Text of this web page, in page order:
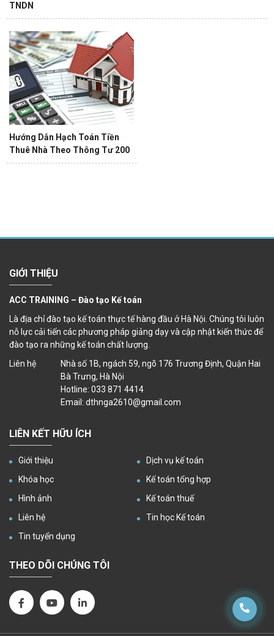
TNDN
Hướng Dẫn Hạch Toán Tiền
Thuê Nhà Theo Thông Tư 200
GIỚI THIỆU
ACC TRAINING – Đào tạo Kế toán
Là địa chỉ đào tạo kế toán thực tế hàng đầu ở Hà Nội. Chúng tôi luôn
nỗ lực cải tiến các phương pháp giảng dạy và cập nhật kiến thức để
đào tạo ra những kế toán chất lượng.
Liên hệ
Nhà số 1B, ngách 59, ngõ 176 Trương Định, Quận Hai
Bà Trưng, Hà Nội
Hotline: 033 871 4414
Email: dthnga2610@gmail.com
LIÊN KẾT HỮU ÍCH
Giới thiệu
Dịch vụ kế toán
Khóa học
Kế toán tổng hợp
Hình ảnh
Kế toán thuế
Liên hệ
Tin học Kế toán
Tin tuyển dụng
THEO DÕI CHÚNG TÔI